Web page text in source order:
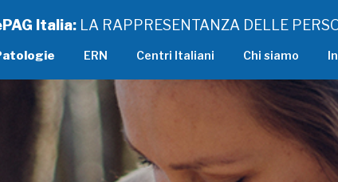
Italia: LA RAPPRESENTANZA DELLE
ERN Centri Italiani Chi siamo